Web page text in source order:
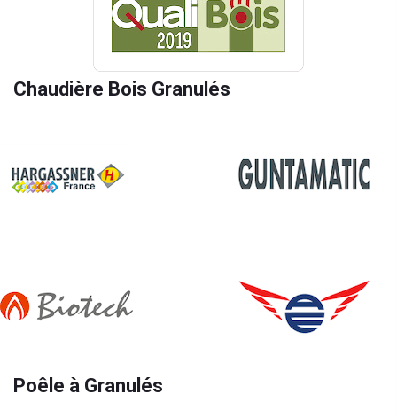
Chaudière Bois Granulés
Poêle à Granulés